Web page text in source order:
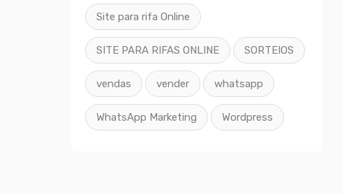
Site para rifa Online
SITE PARA RIFAS ONLINE SORTEIOS
vendas vender whatsapp
WhatsApp Marketing Wordpress